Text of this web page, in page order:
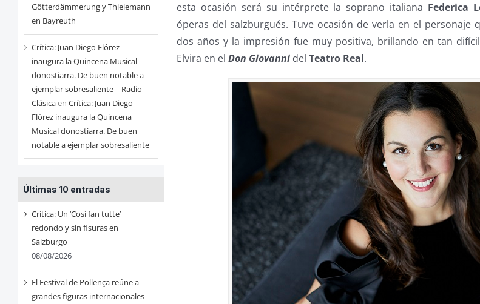
Götterdämmerung y Thielemann
en Bayreuth
Crítica: Juan Diego Flórez
inaugura la Quincena Musical
donostiarra. De buen notable a
ejemplar sobresaliente – Radio
Clásicaen Crítica: Juan Diego
Flórez inaugura la Quincena
Musical donostiarra. De buen
notable a ejemplar sobresaliente
Últimas 10 entradas
Crítica: Un ‘Così fan tutte’
redondo y sin fisuras en
Salzburgo
08/08/2026
El Festival de Pollença reúne a
grandes figuras internacionales
esta ocasión será su intérprete la soprano italiana Federica
óperas del salzburgués. Tuve ocasión de verla en el personaje
dos años y la impresión fue muy positiva, brillando en tan
Elvira en elDon Giovanni delTeatro Real.